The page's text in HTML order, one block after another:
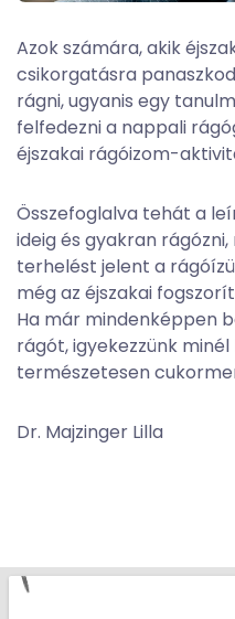
Azok számára, akik
csikorgatásra
rágni, ugyanis egy
felfedezni a nappali
éjszakai rágóizom-
Összefoglalva tehát a
ideig és gyakran
terhelést jelent a
még az éjszakai
Ha már mindenképpen
rágót, igyekezzünk
természetesen
Dr. Majzinger Lilla